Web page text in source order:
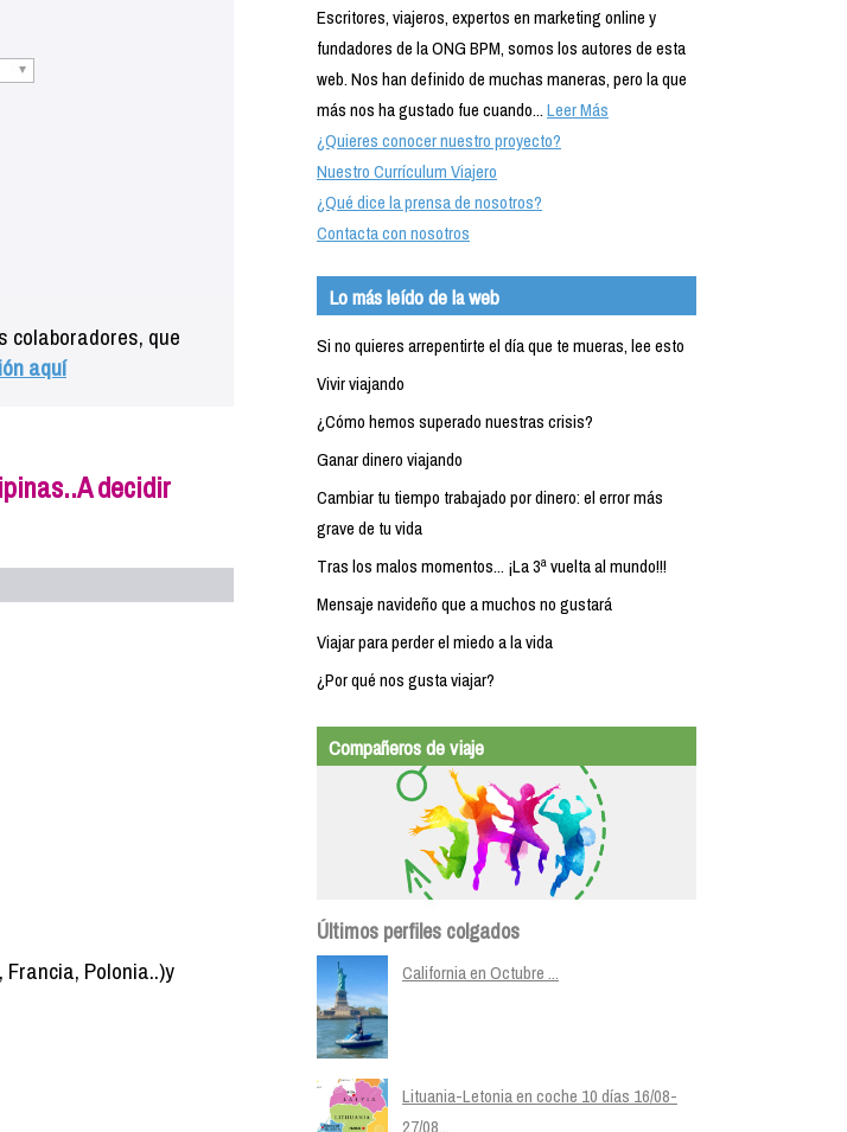
colaboradores, que
aquí
decidir
Francia, Polonia..)y
Escritores, viajeros, expertos en marketing online y
fundadores de la ONG BPM, somos los autores de esta
web. Nos han definido de muchas maneras, pero la que
más nos ha gustado fue cuando...Leer Más
¿Quieres conocer nuestro proyecto?
Nuestro Currículum Viajero
¿Qué dice la prensa de nosotros?
Contacta con nosotros
Lo más leído de la web
Si no quieres arrepentirte el día que te mueras, lee esto
Vivir viajando
¿Cómo hemos superado nuestras crisis?
Ganar dinero viajando
Cambiar tu tiempo trabajado por dinero: el error más
grave de tu vida
Tras los malos momentos... ¡La 3ª vuelta al mundo!!!
Mensaje navideño que a muchos no gustará
Viajar para perder el miedo a la vida
¿Por qué nos gusta viajar?
Compañeros de viaje
Últimos perfiles colgados
California en Octubre ...
Lituania-Letonia en coche 10 días 16/08-
27/08...